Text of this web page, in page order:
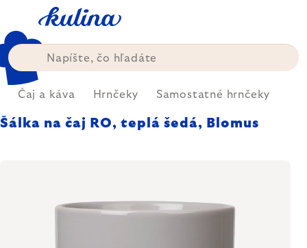
obsah
Čaj a káva Hrnčeky Samostatné hrnčeky
Šálka na čaj RO, teplá šedá, Blomus